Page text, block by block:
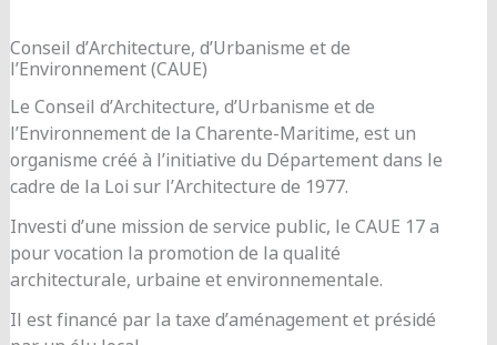
Conseil d’Architecture, d’Urbanisme et de
l’Environnement (CAUE)
Le Conseil d’Architecture, d’Urbanisme et de
l’Environnement de la Charente-Maritime, est un
organisme créé à l’initiative du Département dans le
cadre de la Loi sur l’Architecture de 1977.
Investi d’une mission de service public, le CAUE 17 a
pour vocation la promotion de la qualité
architecturale, urbaine et environnementale.
Il est financé par la taxe d’aménagement et présidé